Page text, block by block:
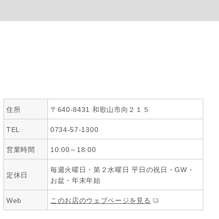
住所 〒640-8431 和歌山市向２１５
TEL 0734-57-1300
営業時間 10:00～18:00
定休日
毎週火曜日・第２水曜日 平日の祝日・GW・
お盆・年末年始
Web このお店のウェブページを見る